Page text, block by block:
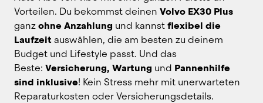
Vorteilen. Du bekommst deinen Volvo EX30 Plus
ganz ohne Anzahlung und kannst flexibel die
Laufzeit auswählen, die am besten zu deinem
Budget und Lifestyle passt. Und das
Beste: Versicherung, Wartung und Pannenhilfe
sind inklusive! Kein Stress mehr mit unerwarteten
Reparaturkosten oder Versicherungsdetails.